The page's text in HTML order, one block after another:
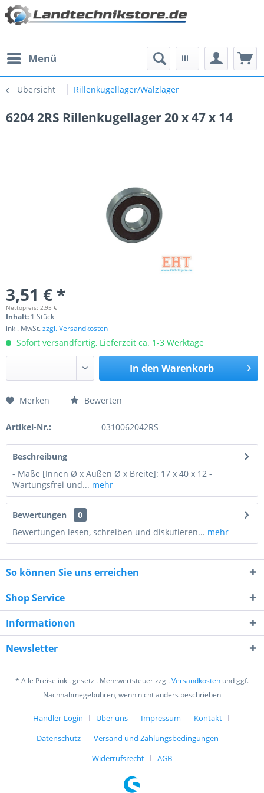
Menü
Übersicht Rillenkugellager/Wälzlager
6204 2RS Rillenkugellager 20 x 47 x 14
3,51 € *
Nettopreis: 2,95 €
Inhalt: 1 Stück
inkl. MwSt.zzgl. Versandkosten
Sofort versandfertig, Lieferzeit ca. 1-3 Werktage
In den Warenkorb
Preis anfragen
8 - 4 = ?
Ich habe dieDatenschutzerklärunggelesen,
verstanden und stimme zu. *
Merken Bewerten
Artikel-Nr.: 0310062042RS
Beschreibung
- Maße [Innen Ø x Außen Ø x Breite]: 17 x 40 x 12 -
Wartungsfrei und... mehr
Bewertungen
0
Bewertungen lesen, schreiben und diskutieren... mehr
So können Sie uns erreichen
Shop Service
Informationen
Newsletter
* Alle Preise inkl. gesetzl. Mehrwertsteuer zzgl.Versandkosten und ggf.
Nachnahmegebühren, wenn nicht anders beschrieben
Händler-Login Über uns Impressum
Kontakt
Datenschutz
Versand und Zahlungsbedingungen
Widerrufsrecht
AGB